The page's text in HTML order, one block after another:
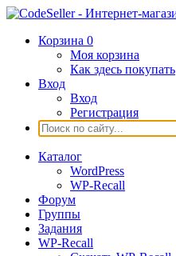
Корзина 0
Моя корзина
Как здесь покупать
Вход
Вход
Регистрация
Каталог
WordPress
WP-Recall
Форум
Группы
Задания
WP-Recall